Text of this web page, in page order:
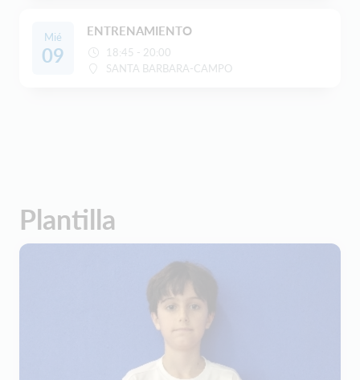
Mié
09
ENTRENAMIENTO
18:45 - 20:00
SANTA BARBARA-CAMPO
Plantilla